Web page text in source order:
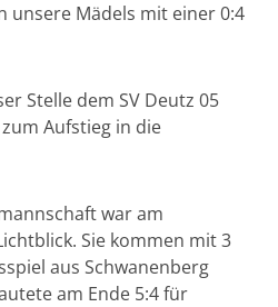
unsere Mädels mit einer 0:4
Stelle dem SV Deutz 05
Aufstieg in die
war am
Sie kommen mit 3
aus Schwanenberg
am Ende 5:4 für